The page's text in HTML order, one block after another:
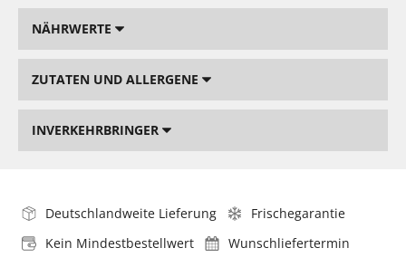
NÄHRWERTE
ZUTATEN UND ALLERGENE
INVERKEHRBRINGER
Deutschlandweite Lieferung
Frischegarantie
Kein Mindestbestellwert
Wunschliefertermin